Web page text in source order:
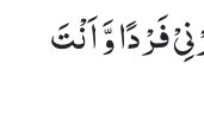
فَرْدًا وَّ اَنْتَ